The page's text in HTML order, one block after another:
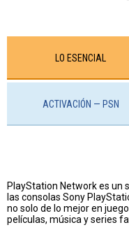
LO ESENCIAL
ACTIVACIÓN — PSN
PlayStation Network es un
las consolas Sony
no solo de lo mejor en
películas, música y series